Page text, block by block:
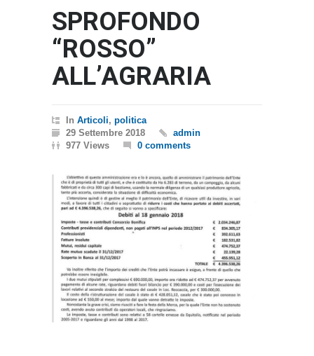
SPROFONDO
“ROSSO”
ALL’AGRARIA
In Articoli, politica
29 Settembre 2018
admin
977 Views
0 comments